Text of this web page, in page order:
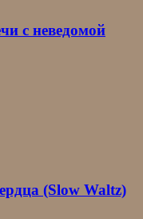
с неведомой
(Slow Waltz)